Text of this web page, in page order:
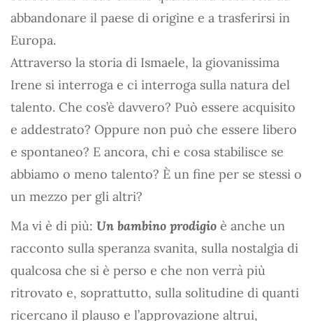
abbandonare il paese di origine e a trasferirsi in
Europa.
Attraverso la storia di Ismaele, la giovanissima
Irene si interroga e ci interroga sulla natura del
talento. Che cos’è davvero? Può essere acquisito
e addestrato? Oppure non può che essere libero
e spontaneo? E ancora, chi e cosa stabilisce se
abbiamo o meno talento? È un fine per se stessi o
un mezzo per gli altri?
Ma vi è di più: Un bambino prodigio è anche un
racconto sulla speranza svanita, sulla nostalgia di
qualcosa che si è perso e che non verrà più
ritrovato e, soprattutto, sulla solitudine di quanti
ricercano il plauso e l’approvazione altrui,